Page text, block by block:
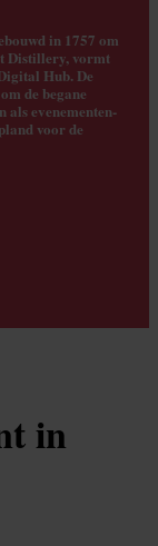
in 1757 om
Distillery, vormt
Hub. De
de begane
als evenementen-
voor de
in